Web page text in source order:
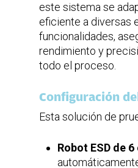
este sistema se
eficiente a diversas
funcionalidades,
rendimiento y
todo el proceso.
Configuración
Esta solución de
Robot ESD de 6